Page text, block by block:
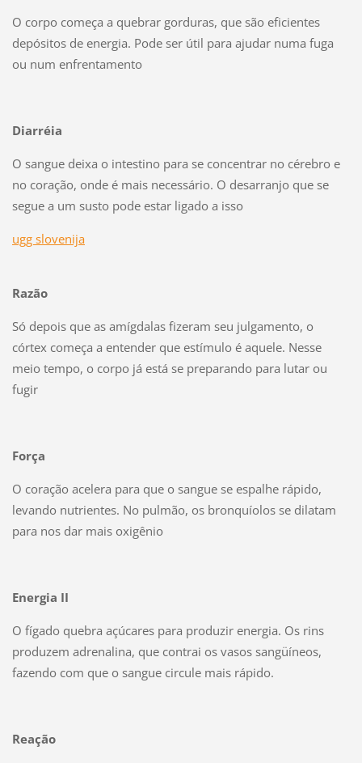
O corpo começa a quebrar gorduras, que são eficientes
depósitos de energia. Pode ser útil para ajudar numa fuga
ou num enfrentamento
Diarréia
O sangue deixa o intestino para se concentrar no cérebro e
no coração, onde é mais necessário. O desarranjo que se
segue a um susto pode estar ligado a isso
ugg slovenija
Razão
Só depois que as amígdalas fizeram seu julgamento, o
córtex começa a entender que estímulo é aquele. Nesse
meio tempo, o corpo já está se preparando para lutar ou
fugir
Força
O coração acelera para que o sangue se espalhe rápido,
levando nutrientes. No pulmão, os bronquíolos se dilatam
para nos dar mais oxigênio
Energia II
O fígado quebra açúcares para produzir energia. Os rins
produzem adrenalina, que contrai os vasos sangüíneos,
fazendo com que o sangue circule mais rápido.
Reação